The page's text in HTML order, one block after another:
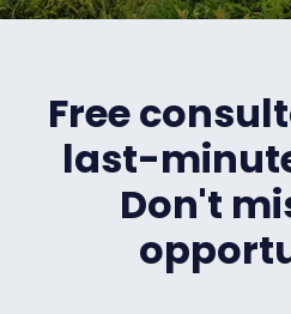
Free
last-
Don't